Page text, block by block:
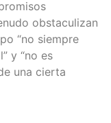
obstaculizan
“no siempre
y “no es
una cierta